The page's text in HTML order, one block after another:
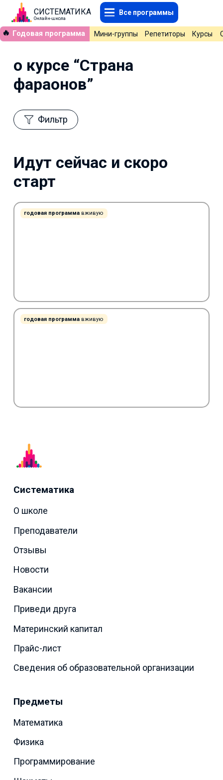
СИСТЕМАТИКА
Онлайн-школа
Все программы
🔥 Годовая программа Мини-группы Репетиторы Курсы
о курсе “Страна
фараонов”
Фильтр
Идут сейчас и скоро
старт
годовая программа вживую
годовая программа вживую
Систематика
О школе
Преподаватели
Отзывы
Новости
Вакансии
Приведи друга
Материнский капитал
Прайс-лист
Сведения об образовательной организации
Предметы
Математика
Физика
Программирование